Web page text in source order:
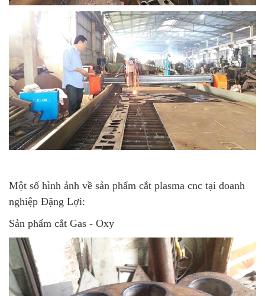
Một số hình ảnh về sản phẩm cắt plasma cnc tại doanh
nghiệp Đặng Lợi:
Sản phẩm cắt Gas - Oxy